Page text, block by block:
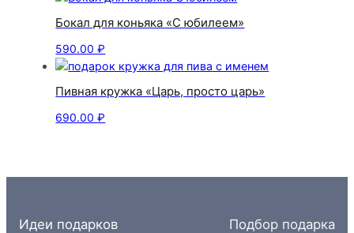
Бокал для коньяка «С юбилеем»
590.00₽
Пивная кружка «Царь, просто царь»
690.00₽
Идеи подарков Подбор подарка